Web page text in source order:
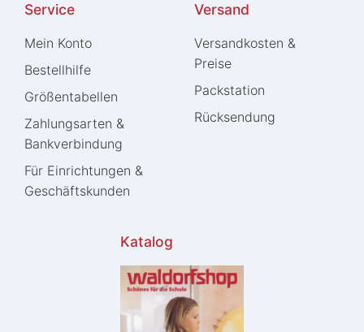
Service
Mein Konto
Bestellhilfe
Größentabellen
Zahlungsarten &
Bankverbindung
Für Einrichtungen &
Geschäftskunden
Versand
Versandkosten &
Preise
Packstation
Rücksendung
Katalog